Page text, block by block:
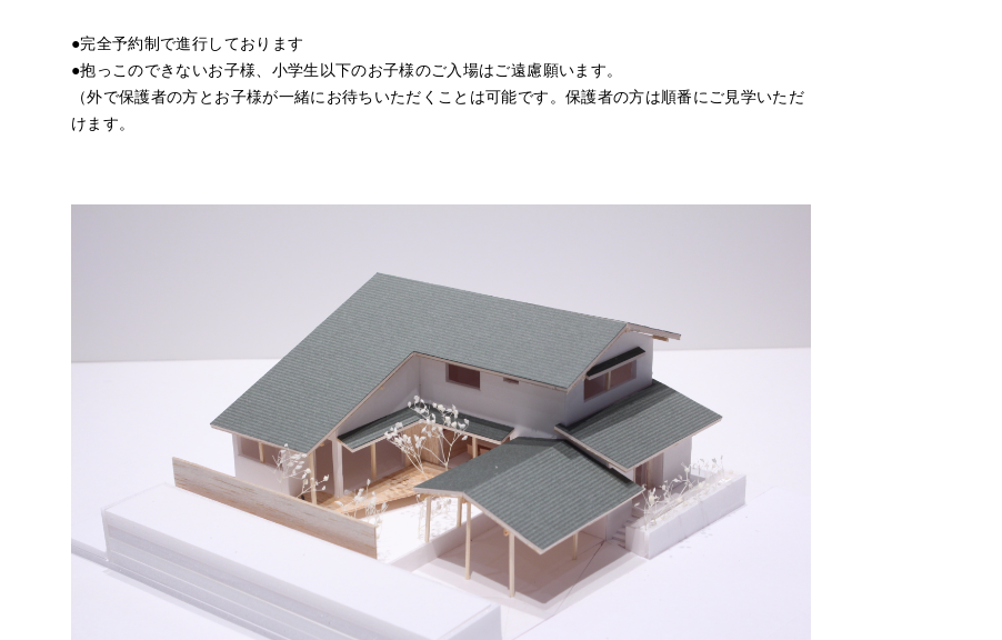
●完全予約制で進行しております
●抱っこのできないお子様、小学生以下のお子様のご入場はご遠慮願います。
（外で保護者の方とお子様が一緒にお待ちいただくことは可能です。保護者の方は順番にご見学いただ
けます。